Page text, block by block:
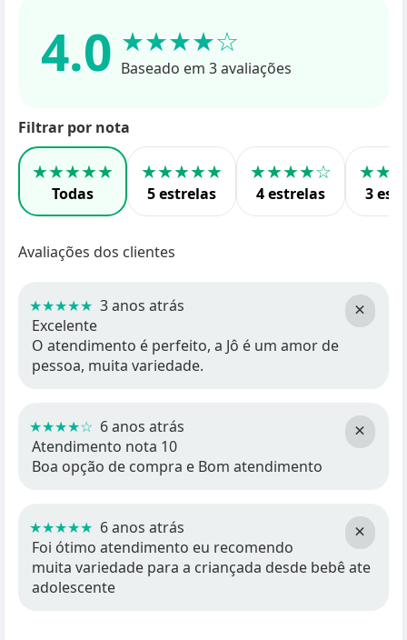
4.0 ★★★★☆
Baseado em 3 avaliações
Filtrar por nota
★★★★★
Todas
★★★★★
5 estrelas
★★★★☆
4 estrelas 3
Avaliações dos clientes
×
★★★★★ 3 anos atrás
Excelente
O atendimento é perfeito, a Jô é um amor de
pessoa, muita variedade.
×
★★★★☆ 6 anos atrás
Atendimento nota 10
Boa opção de compra e Bom atendimento
×
★★★★★ 6 anos atrás
Foi ótimo atendimento eu recomendo
muita variedade para a criançada desde bebê ate
adolescente